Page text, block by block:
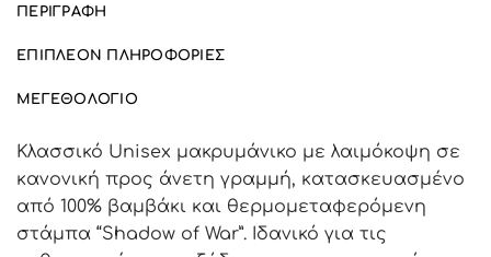
ΠΕΡΙΓΡΑΦΉ
ΕΠΙΠΛΈΟΝ ΠΛΗΡΟΦΟΡΊΕΣ
ΜΕΓΕΘΟΛΌΓΙΟ
Κλασσικό Unisex μακρυμάνικο με λαιμόκοψη σε
κανονική προς άνετη γραμμή, κατασκευασμένο
από 100% βαμβάκι και θερμομεταφερόμενη
στάμπα “Shadow of War”. Ιδανικό για τις